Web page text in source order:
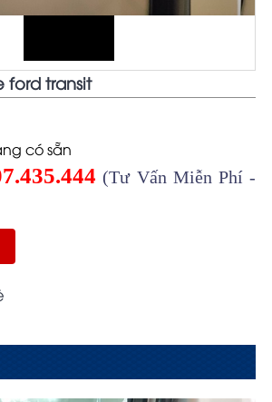
ford transit
có sẵn
(Tư Vấn Miễn Phí -